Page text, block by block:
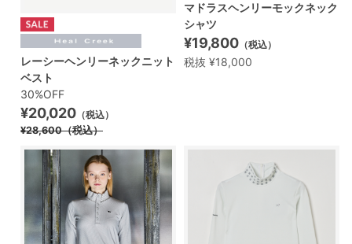
レーシーヘンリーネックニット
ベスト
30%OFF
¥20,020 （税込）
¥28,600（税込）
マドラスヘンリーモックネック
シャツ
¥19,800 （税込）
税抜 ¥18,000